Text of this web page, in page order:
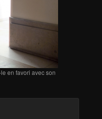
en favori avec son